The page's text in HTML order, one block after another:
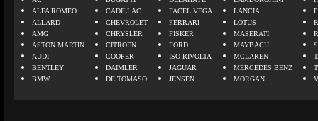
ALFA ROMEO
ALLARD
AMG
ASTON MARTIN
AUDI
BENTLEY
BMW
CADILLAC
CHEVROLET
CHRYSLER
CITROEN
COOPER
DAIMLER
DE TOMASO
FACEL VEGA
FERRARI
FISKER
FORD
ISO RIVOLTA
JAGUAR
JENSEN
LANCIA
LOTUS
MASERATI
MAYBACH
MCLAREN
MERCEDES BENZ
MORGAN